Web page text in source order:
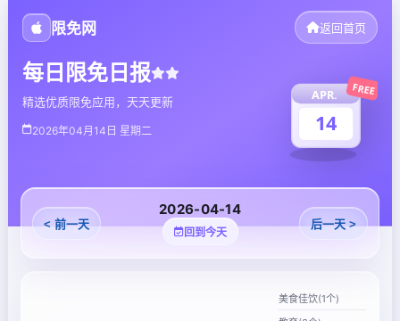
限免网 返回首页
每日限免日报
精选优质限免应用，天天更新
2026年04月14日 星期二
APR.
14
FREE
< 前一天
2026-04-14
回到今天
后一天 >
美食佳饮(1个)